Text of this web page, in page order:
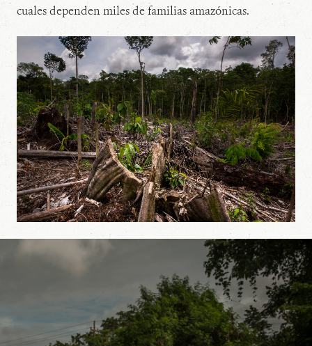
cuales dependen miles de familias amazónicas.